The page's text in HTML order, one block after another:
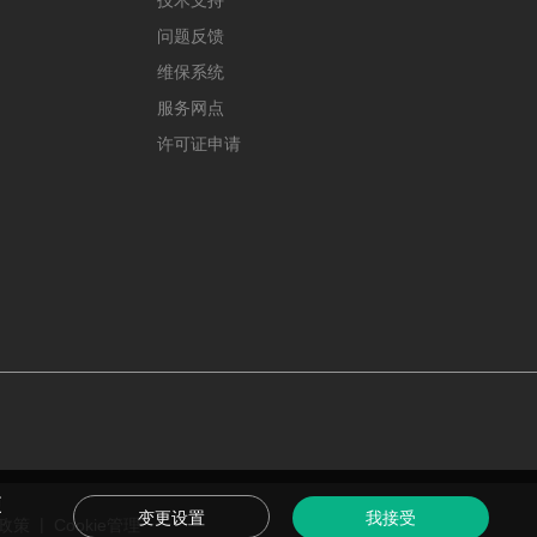
问题反馈
维保系统
服务网点
许可证申请
Cookie管理变更设置 我接受